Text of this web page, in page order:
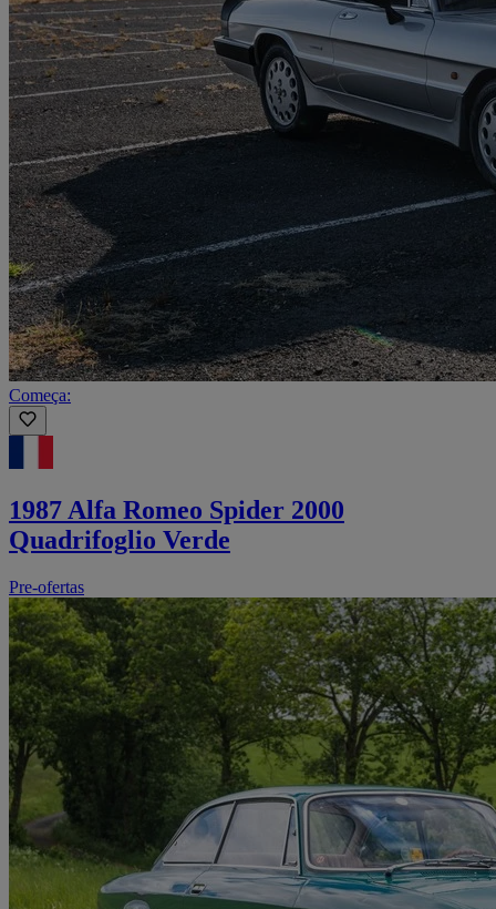
Começa:
1987 Alfa Romeo Spider 2000
Quadrifoglio Verde
Pre-ofertas